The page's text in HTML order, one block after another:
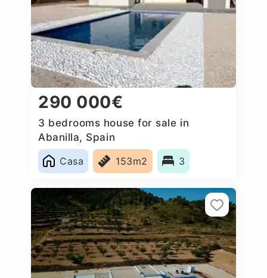
290 000€
3 bedrooms house for sale in
Abanilla, Spain
Casa
153m2 3